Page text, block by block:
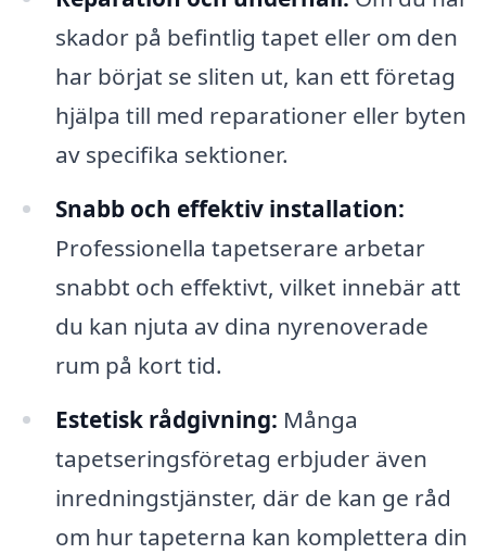
skador på befintlig tapet eller om den
har börjat se sliten ut, kan ett företag
hjälpa till med reparationer eller byten
av specifika sektioner.
Snabb och effektiv installation:
Professionella tapetserare arbetar
snabbt och effektivt, vilket innebär att
du kan njuta av dina nyrenoverade
rum på kort tid.
Estetisk rådgivning: Många
tapetseringsföretag erbjuder även
inredningstjänster, där de kan ge råd
om hur tapeterna kan komplettera din